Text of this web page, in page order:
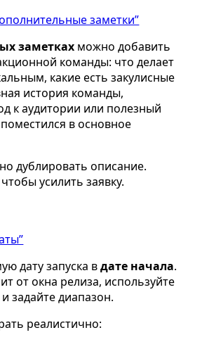
заметки”
заметках можно добавить
команды: что делает
какие есть закулисные
история команды,
к аудитории или полезный
в основное
дублировать описание.
усилить заявку.
дату запуска вдате начала.
от окна релиза, используйте
и задайте диапазон.
реалистично: